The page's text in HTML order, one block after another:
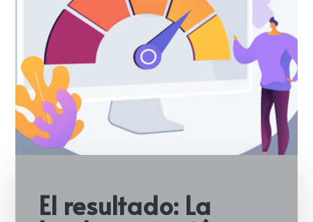
El resultado: La